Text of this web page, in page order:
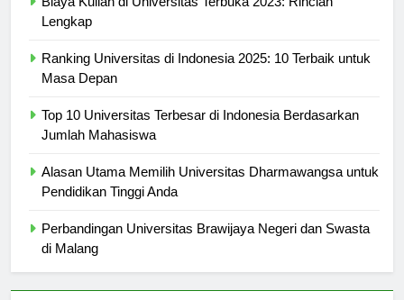
Biaya Kuliah di Universitas Terbuka 2023: Rincian
Ranking Universitas di Indonesia 2025: 10 Terbaik untuk
Top 10 Universitas Terbesar di Indonesia Berdasarkan
Alasan Utama Memilih Universitas Dharmawangsa untuk
Perbandingan Universitas Brawijaya Negeri dan Swasta